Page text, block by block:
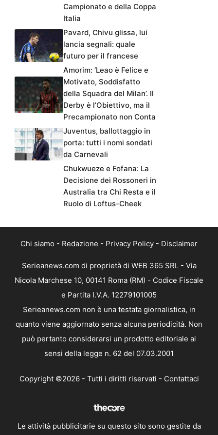
Campionato e della Coppa
Italia
Pavard, Chivu glissa, lui
lancia segnali: quale
futuro per il francese
Amorim: ‘Leao è Felice e
Motivato, Soddisfatto
della Squadra del Milan’. Il
Derby è l’Obiettivo, ma il
Precampionato non Conta
Juventus, ballottaggio in
porta: tutti i nomi sondati
da Carnevali
Chukwueze e Fofana: La
Decisione dei Rossoneri in
Australia tra Chi Resta e il
Ruolo di Loftus-Cheek
Chi siamo - Redazione - Privacy Policy - Disclaimer
Serieanews.com di proprietà di WEB 365 SRL - Via
Nicola Marchese 10, 00141 Roma (RM) - Codice Fiscale
e Partita I.V.A. 12279101005
Serieanews.com non è una testata giornalistica, in
quanto viene aggiornato senza alcuna periodicità. Non
può pertanto considerarsi un prodotto editoriale ai
sensi della legge n. 62 del 07.03.2001
Copyright ©2026 - Tutti i diritti riservati - Contattaci
Le attività pubblicitarie su questo sito sono gestite da